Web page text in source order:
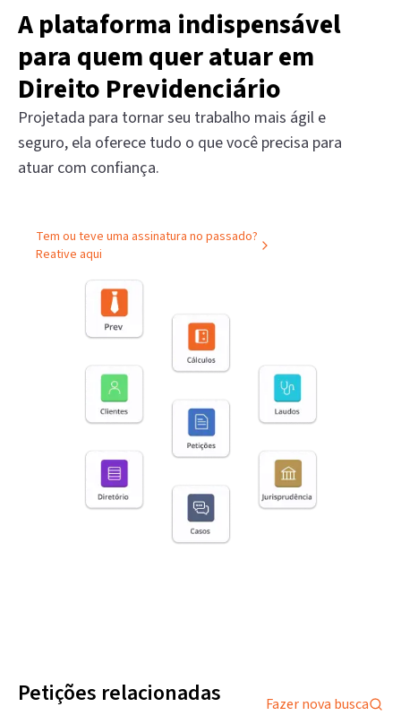
A plataforma indispensável
para quem quer atuar em
Direito Previdenciário
Projetada para tornar seu trabalho mais ágil e
seguro, ela oferece tudo o que você precisa para
atuar com confiança.
Tem ou teve uma assinatura no passado?
Reative aqui
Petições relacionadas Fazer nova busca